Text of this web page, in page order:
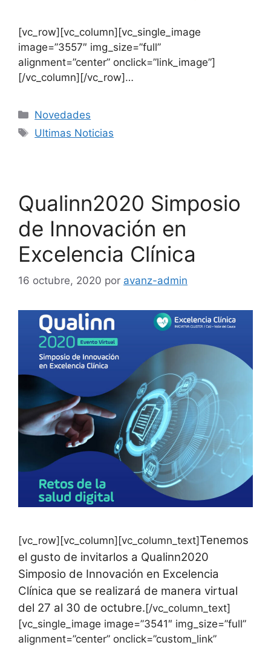
[vc_row][vc_column][vc_single_image
image=”3557″ img_size=”full”
alignment=”center” onclick=”link_image”]
[/vc_column][/vc_row]…
Novedades
Ultimas Noticias
Qualinn2020 Simposio
de Innovación en
Excelencia Clínica
16 octubre, 2020 por avanz-admin
[vc_row][vc_column][vc_column_text] Tenemos
el gusto de invitarlos a Qualinn2020
Simposio de Innovación en Excelencia
Clínica que se realizará de manera virtual
del 27 al 30 de octubre. [/vc_column_text]
[vc_single_image image=”3541″ img_size=”full”
alignment=”center” onclick=”custom_link”